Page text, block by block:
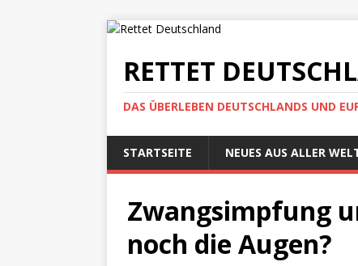
RETTET
DAS ÜBERLEBEN DEUTSCHLANDS UND
STARTSEITE NEUES AUS ALLER
Zwangsimpfung
noch die Augen?